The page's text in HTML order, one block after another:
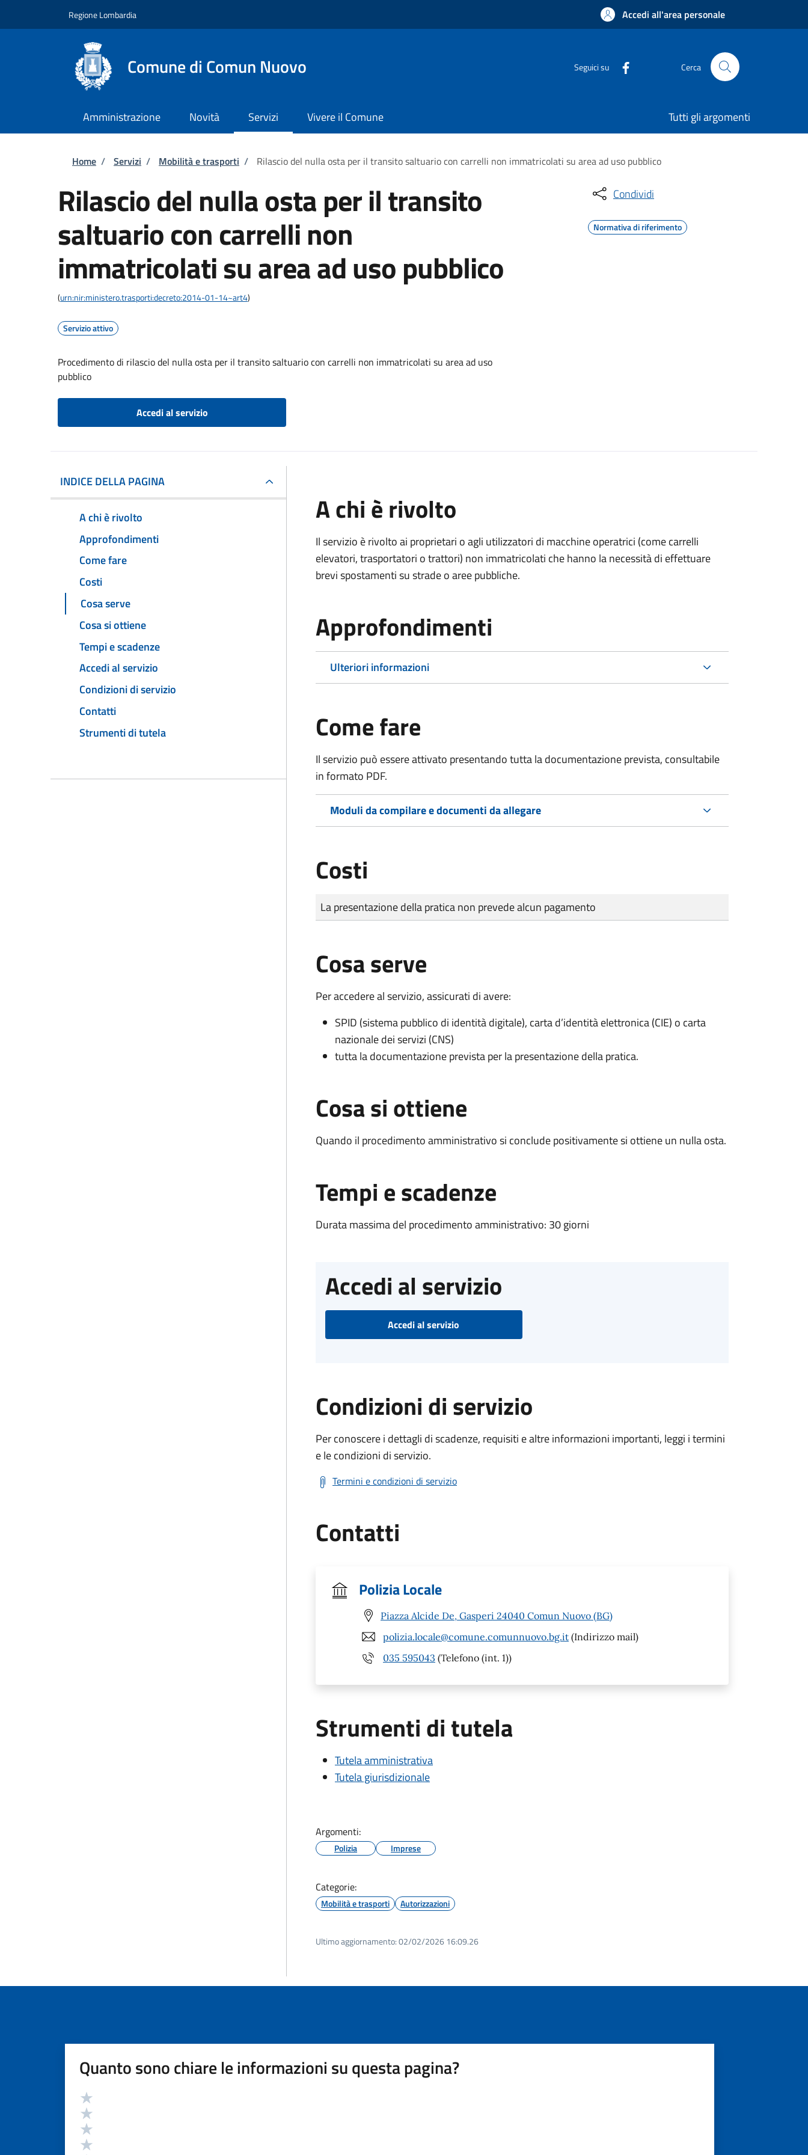
Regione Lombardia Accedi all'area personale
Comune di Comun Nuovo Seguici su Cerca
Amministrazione Novità Servizi Vivere il Comune Tutti gli argomenti
Briciole di pane
Home / Servizi / Mobilità e trasporti / Rilascio del nulla osta per il transito saltuario con carrelli non immatricolati su area ad uso pubblico
Rilascio del nulla osta per il transito
saltuario con carrelli non
immatricolati su area ad uso pubblico
(urn:nir:ministero.trasporti:decreto:2014-01-14~art4)
Servizio attivo
Procedimento di rilascio del nulla osta per il transito saltuario con carrelli non immatricolati su area ad uso
pubblico
Accedi al servizio
Condividi
Normativa di riferimento
INDICE DELLA PAGINA
A chi è rivolto
Approfondimenti
Come fare
Costi
Cosa serve
Cosa si ottiene
Tempi e scadenze
Accedi al servizio
Condizioni di servizio
Contatti
Strumenti di tutela
A chi è rivolto
Il servizio è rivolto ai proprietari o agli utilizzatori di macchine operatrici (come carrelli
elevatori, trasportatori o trattori) non immatricolati che hanno la necessità di effettuare
brevi spostamenti su strade o aree pubbliche.
Approfondimenti
Ulteriori informazioni
Come fare
Il servizio può essere attivato presentando tutta la documentazione prevista, consultabile
in formato PDF.
Moduli da compilare e documenti da allegare
Costi
Tipo di pagamento
Importo
La presentazione della pratica non prevede alcun pagamento
Cosa serve
Per accedere al servizio, assicurati di avere:
SPID (sistema pubblico di identità digitale), carta d’identità elettronica (CIE) o carta
nazionale dei servizi (CNS)
tutta la documentazione prevista per la presentazione della pratica.
Cosa si ottiene
Quando il procedimento amministrativo si conclude positivamente si ottiene un nulla osta.
Tempi e scadenze
Durata massima del procedimento amministrativo: 30 giorni
Accedi al servizio
Accedi al servizio
Condizioni di servizio
Per conoscere i dettagli di scadenze, requisiti e altre informazioni importanti, leggi i termini
e le condizioni di servizio.
Termini e condizioni di servizio
Contatti
Polizia Locale
Piazza Alcide De, Gasperi 24040 Comun Nuovo (BG)
polizia.locale@comune.comunnuovo.bg.it (Indirizzo mail)
035 595043 (Telefono (int. 1))
Strumenti di tutela
Tutela amministrativa
Tutela giurisdizionale
Argomenti:
Polizia Imprese
Categorie:
Mobilità e trasporti Autorizzazioni
Ultimo aggiornamento:02/02/2026 16:09.26
Quanto sono chiare le informazioni su questa pagina?
Valutazione